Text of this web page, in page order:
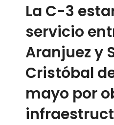
La C-3
servicio
Aranjuez y
Cristóbal
mayo por